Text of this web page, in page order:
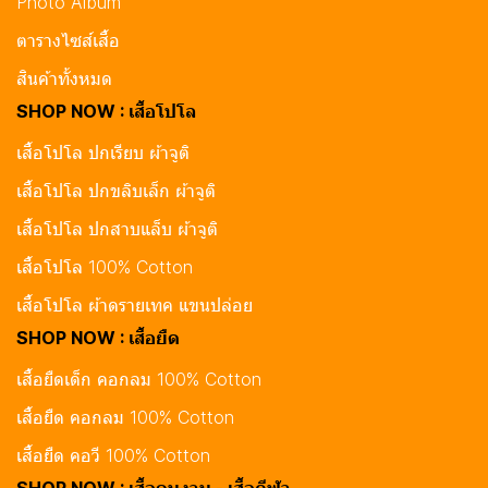
ตารางไซส์เสื้อ
สินค้าทั้งหมด
SHOP NOW : เสื้อโปโล
เสื้อโปโล ปกเรียบ ผ้าจูติ
เสื้อโปโล ปกขลิบเล็ก ผ้าจูติ
เสื้อโปโล ปกสาบแล็บ ผ้าจูติ
เสื้อโปโล 100% Cotton
เสื้อโปโล ผ้าดรายเทค แขนปล่อย
SHOP NOW : เสื้อยืด
เสื้อยืดเด็ก คอกลม 100% Cotton
เสื้อยืด คอกลม 100% Cotton
เสื้อยืด คอวี 100% Cotton